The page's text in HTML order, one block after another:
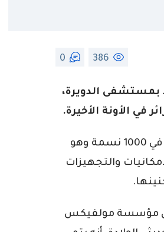
386
0
الدويرة،
في الأونة الأخيرة.
وأضاف البروفيسور طايبي، أنه يتم سنويا تسجيل 16 وفاة في 1000 نسمة وهو
والتجهيزات
مؤسسة مولفيكس